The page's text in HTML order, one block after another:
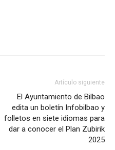
Artículo siguiente
El Ayuntamiento de Bilbao
edita un boletín Infobilbao y
folletos en siete idiomas para
dar a conocer el Plan Zubirik
2025